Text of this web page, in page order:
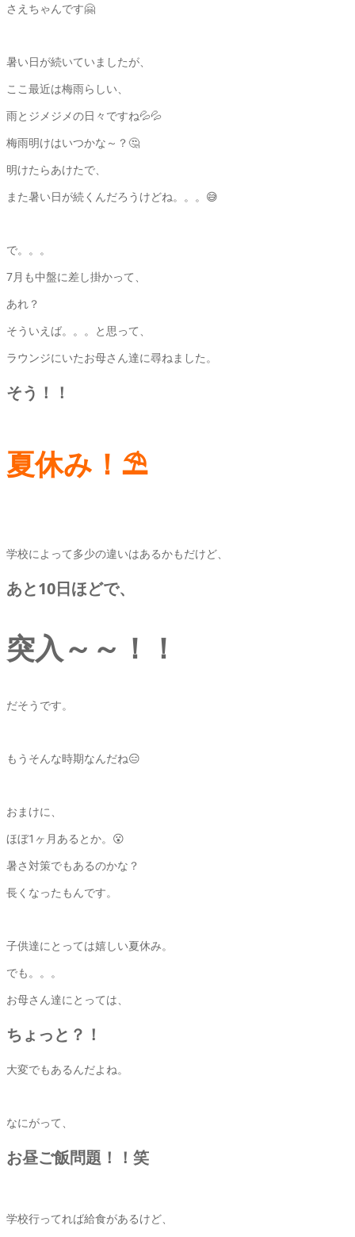
さえちゃんです🤗
暑い日が続いていましたが、
ここ最近は梅雨らしい、
雨とジメジメの日々ですね💦💦
梅雨明けはいつかな～？🤔
明けたらあけたで、
また暑い日が続くんだろうけどね。。。😅
で。。。
7月も中盤に差し掛かって、
あれ？
そういえば。。。と思って、
ラウンジにいたお母さん達に尋ねました。
そう！！
夏休み！⛱️
学校によって多少の違いはあるかもだけど、
あと10日ほどで、
突入～～！！
だそうです。
もうそんな時期なんだね😑
おまけに、
ほぼ1ヶ月あるとか。😮
暑さ対策でもあるのかな？
長くなったもんです。
子供達にとっては嬉しい夏休み。
でも。。。
お母さん達にとっては、
ちょっと？！
大変でもあるんだよね。
なにがって、
お昼ご飯問題！！笑
学校行ってれば給食があるけど、